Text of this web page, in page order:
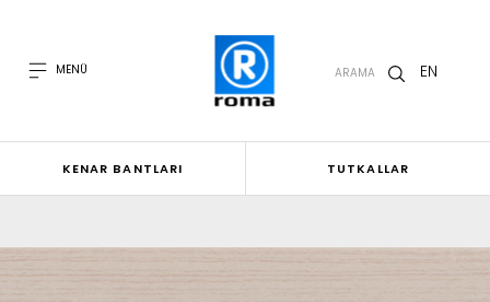
MENÜ ARAMA EN
KENAR BANTLARI TUTKALLAR